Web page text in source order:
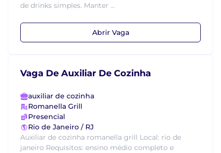
de drinks simples. Manter ...
Abrir Vaga
Vaga De Auxiliar De Cozinha
auxiliar de cozinha
Romanella Grill
Presencial
Rio de Janeiro / RJ
Auxiliar de cozinha romanella grill Local: rio de
janeiro Requisitos: ensino médio completo e